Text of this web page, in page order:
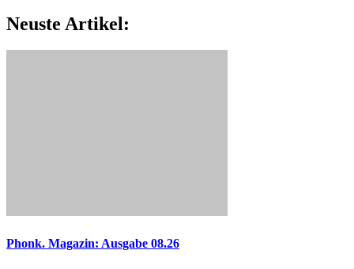
Neuste Artikel:
Phonk. Magazin: Ausgabe 08.26